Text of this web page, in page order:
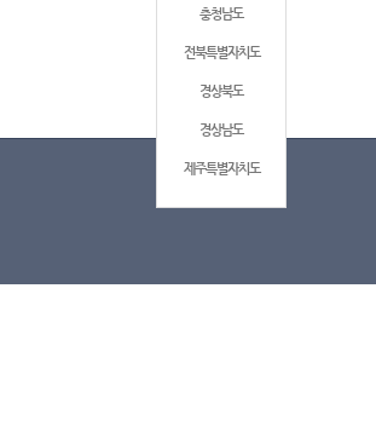
충청남도
전북특별자치도
경상북도
경상남도
제주특별자치도